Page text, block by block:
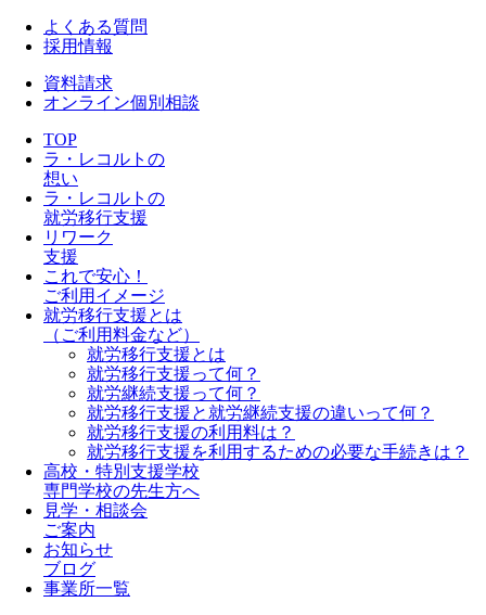
よくある質問
採用情報
資料請求
オンライン個別相談
TOP
ラ・レコルトの
想い
ラ・レコルトの
就労移行支援
リワーク
支援
これで安心！
ご利用イメージ
就労移行支援とは
（ご利用料金など）
就労移行支援とは
就労移行支援って何？
就労継続支援って何？
就労移行支援と就労継続支援の違いって何？
就労移行支援の利用料は？
就労移行支援を利用するための必要な手続きは？
高校・特別支援学校
専門学校の先生方へ
見学・相談会
ご案内
お知らせ
ブログ
事業所一覧